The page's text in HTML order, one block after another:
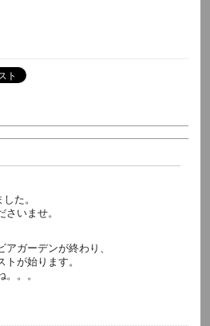
た。
いませ。
ガーデンが終わり、
が始ります。
。。